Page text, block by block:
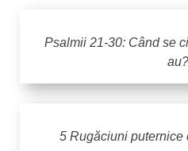
Psalmii 21-30: Când se
au?
5 Rugăciuni puternice